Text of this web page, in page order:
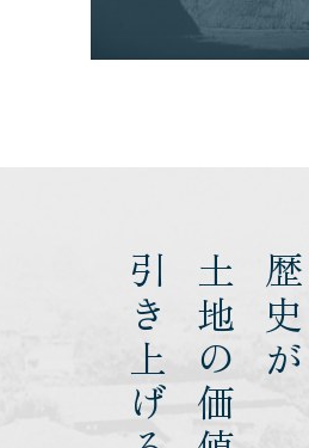
歴史が
土地の価値を
引き上げる。